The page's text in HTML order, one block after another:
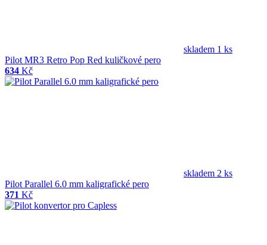
skladem 1 ks
Pilot MR3 Retro Pop Red kuličkové pero
634 Kč
skladem 2 ks
Pilot Parallel 6.0 mm kaligrafické pero
371 Kč